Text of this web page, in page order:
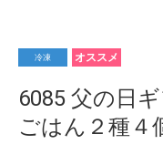
冷凍 オススメ
6085 父の日
ごはん２種４